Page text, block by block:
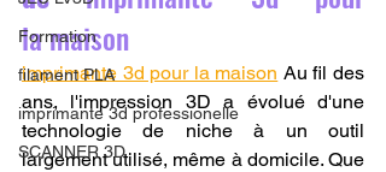
Formation
filament PLA
imprimante 3d professionelle
SCANNER 3D
la maison
imprimante 3d pour la maison Au fil des
ans, l'impression 3D a évolué d'une
technologie de niche à un outil
largement utilisé, même à domicile. Que